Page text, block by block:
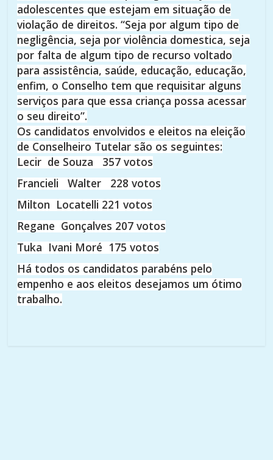
adolescentes que estejam em situação de
violação de direitos. “Seja por algum tipo de
negligência, seja por violência domestica, seja
por falta de algum tipo de recurso voltado
para assistência, saúde, educação, educação,
enfim, o Conselho tem que requisitar alguns
serviços para que essa criança possa acessar
o seu direito”.
Os candidatos envolvidos e eleitos na eleição
de Conselheiro Tutelar são os seguintes:
Lecir de Souza 357 votos
Francieli Walter 228 votos
Milton Locatelli 221 votos
Regane Gonçalves 207 votos
Tuka Ivani Moré 175 votos
Há todos os candidatos parabéns pelo
empenho e aos eleitos desejamos um ótimo
trabalho.